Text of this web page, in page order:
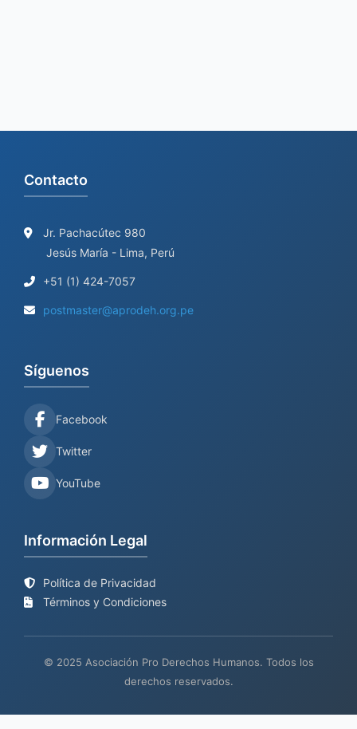
Contacto
Jr. Pachacútec 980
Jesús María - Lima, Perú
+51 (1) 424-7057
postmaster@aprodeh.org.pe
Síguenos
Facebook
Twitter
YouTube
Información Legal
Política de Privacidad
Términos y Condiciones
© 2025 Asociación Pro Derechos Humanos. Todos los
derechos reservados.